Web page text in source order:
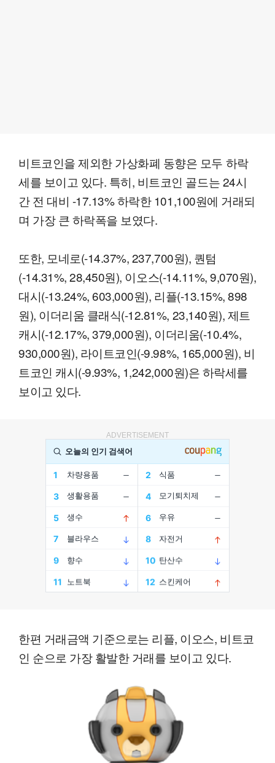
비트코인을 제외한 가상화폐 동향은 모두 하락
세를 보이고 있다. 특히, 비트코인 골드는 24시
간 전 대비 -17.13% 하락한 101,100원에 거래되
며 가장 큰 하락폭을 보였다.
또한, 모네로(-14.37%, 237,700원), 퀀텀
(-14.31%, 28,450원), 이오스(-14.11%, 9,070원),
대시(-13.24%, 603,000원), 리플(-13.15%, 898
원), 이더리움 클래식(-12.81%, 23,140원), 제트
캐시(-12.17%, 379,000원), 이더리움(-10.4%,
930,000원), 라이트코인(-9.98%, 165,000원), 비
트코인 캐시(-9.93%, 1,242,000원)은 하락세를
보이고 있다.
ADVERTISEMENT
한편 거래금액 기준으로는 리플, 이오스, 비트코
인 순으로 가장 활발한 거래를 보이고 있다.